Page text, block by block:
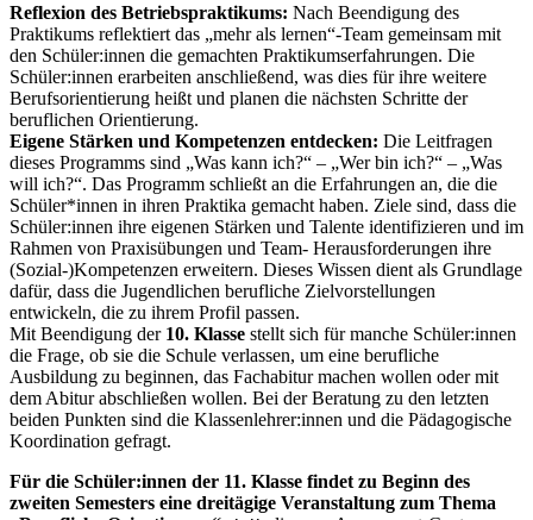
Reflexion des Betriebspraktikums: Nach Beendigung des
Praktikums reflektiert das „mehr als lernen“-Team gemeinsam mit
den Schüler:innen die gemachten Praktikumserfahrungen. Die
Schüler:innen erarbeiten anschließend, was dies für ihre weitere
Berufsorientierung heißt und planen die nächsten Schritte der
beruflichen Orientierung.
Eigene Stärken und Kompetenzen entdecken: Die Leitfragen
dieses Programms sind „Was kann ich?“ – „Wer bin ich?“ – „Was
will ich?“. Das Programm schließt an die Erfahrungen an, die die
Schüler*innen in ihren Praktika gemacht haben. Ziele sind, dass die
Schüler:innen ihre eigenen Stärken und Talente identifizieren und im
Rahmen von Praxisübungen und Team- Herausforderungen ihre
(Sozial-)Kompetenzen erweitern. Dieses Wissen dient als Grundlage
dafür, dass die Jugendlichen berufliche Zielvorstellungen
entwickeln, die zu ihrem Profil passen.
Mit Beendigung der 10. Klasse stellt sich für manche Schüler:innen
die Frage, ob sie die Schule verlassen, um eine berufliche
Ausbildung zu beginnen, das Fachabitur machen wollen oder mit
dem Abitur abschließen wollen. Bei der Beratung zu den letzten
beiden Punkten sind die Klassenlehrer:innen und die Pädagogische
Koordination gefragt.
Für die Schüler:innen der 11. Klasse findet zu Beginn des
zweiten Semesters eine dreitägige Veranstaltung zum Thema